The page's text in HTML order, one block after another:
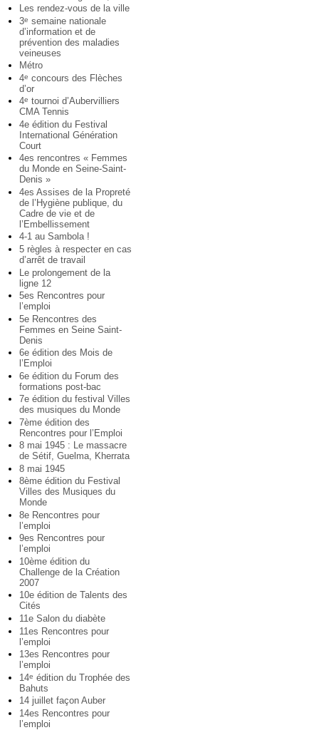
Les rendez-vous de la ville
3e semaine nationale
d’information et de
prévention des maladies
veineuses
Métro
4e concours des Flèches
d’or
4e tournoi d’Aubervilliers
CMA Tennis
4e édition du Festival
International Génération
Court
4es rencontres « Femmes
du Monde en Seine-Saint-
Denis »
4es Assises de la Propreté
de l’Hygiène publique, du
Cadre de vie et de
l’Embellissement
4-1 au Sambola !
5 règles à respecter en cas
d’arrêt de travail
Le prolongement de la
ligne 12
5es Rencontres pour
l’emploi
5e Rencontres des
Femmes en Seine Saint-
Denis
6e édition des Mois de
l’Emploi
6e édition du Forum des
formations post-bac
7e édition du festival Villes
des musiques du Monde
7ème édition des
Rencontres pour l’Emploi
8 mai 1945 : Le massacre
de Sétif, Guelma, Kherrata
8 mai 1945
8ème édition du Festival
Villes des Musiques du
Monde
8e Rencontres pour
l’emploi
9es Rencontres pour
l’emploi
10ème édition du
Challenge de la Création
2007
10e édition de Talents des
Cités
11e Salon du diabète
11es Rencontres pour
l’emploi
13es Rencontres pour
l’emploi
14e édition du Trophée des
Bahuts
14 juillet façon Auber
14es Rencontres pour
l’emploi